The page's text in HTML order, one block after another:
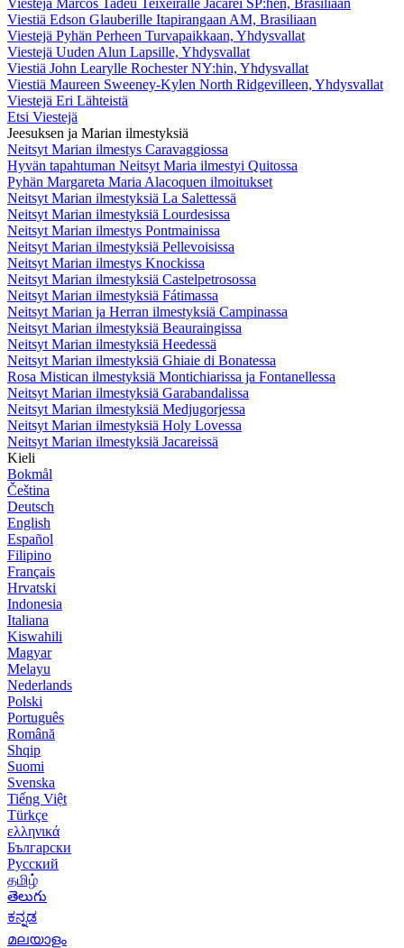
Viestiä Edson Glauberille Itapirangaan AM, Brasiliaan
Viestejä Pyhän Perheen Turvapaikkaan, Yhdysvallat
Viestejä Uuden Alun Lapsille, Yhdysvallat
Viestiä John Learylle Rochester NY:hin, Yhdysvallat
Viestiä Maureen Sweeney-Kylen North Ridgevilleen, Yhdysvallat
Viestejä Eri Lähteistä
Etsi Viestejä
Jeesuksen ja Marian ilmestyksiä
Neitsyt Marian ilmestys Caravaggiossa
Hyvän tapahtuman Neitsyt Maria ilmestyi Quitossa
Pyhän Margareta Maria Alacoquen ilmoitukset
Neitsyt Marian ilmestyksiä La Salettessä
Neitsyt Marian ilmestyksiä Lourdesissa
Neitsyt Marian ilmestys Pontmainissa
Neitsyt Marian ilmestyksiä Pellevoisissa
Neitsyt Marian ilmestys Knockissa
Neitsyt Marian ilmestyksiä Castelpetrosossa
Neitsyt Marian ilmestyksiä Fátimassa
Neitsyt Marian ja Herran ilmestyksiä Campinassa
Neitsyt Marian ilmestyksiä Beauraingissa
Neitsyt Marian ilmestyksiä Heedessä
Neitsyt Marian ilmestyksiä Ghiaie di Bonatessa
Rosa Mistican ilmestyksiä Montichiarissa ja Fontanellessa
Neitsyt Marian ilmestyksiä Garabandalissa
Neitsyt Marian ilmestyksiä Medjugorjessa
Neitsyt Marian ilmestyksiä Holy Lovessa
Neitsyt Marian ilmestyksiä Jacareissä
Kieli
Bokmål
Čeština
Deutsch
English
Español
Filipino
Français
Hrvatski
Indonesia
Italiana
Kiswahili
Magyar
Melayu
Nederlands
Polski
Português
Română
Shqip
Suomi
Svenska
Tiếng Việt
Türkçe
ελληνικά
Български
Русский
தமிழ்
తెలుగు
ಕನ್ನಡ
മലയാളം